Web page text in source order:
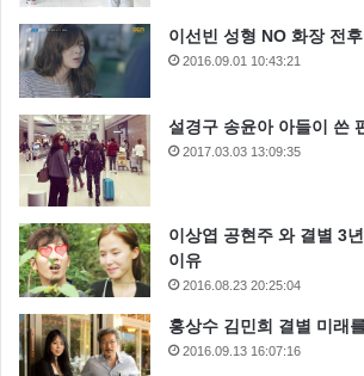
이선빈 성형 NO 화장 전
2016.09.01 10:43:21
설경구 송윤아 아들이 쓴
2017.03.03 13:09:35
이상엽 공현주 와 결별 3
이유
2016.08.23 20:25:04
홍상수 김민희 결별 미래
2016.09.13 16:07:16